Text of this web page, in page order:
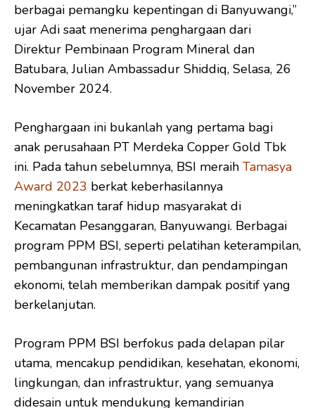
berbagai pemangku kepentingan di Banyuwangi,”
ujar Adi saat menerima penghargaan dari
Direktur Pembinaan Program Mineral dan
Batubara, Julian Ambassadur Shiddiq, Selasa, 26
November 2024.
Penghargaan ini bukanlah yang pertama bagi
anak perusahaan PT Merdeka Copper Gold Tbk
ini. Pada tahun sebelumnya, BSI meraih Tamasya
Award 2023 berkat keberhasilannya
meningkatkan taraf hidup masyarakat di
Kecamatan Pesanggaran, Banyuwangi. Berbagai
program PPM BSI, seperti pelatihan keterampilan,
pembangunan infrastruktur, dan pendampingan
ekonomi, telah memberikan dampak positif yang
berkelanjutan.
Program PPM BSI berfokus pada delapan pilar
utama, mencakup pendidikan, kesehatan, ekonomi,
lingkungan, dan infrastruktur, yang semuanya
didesain untuk mendukung kemandirian